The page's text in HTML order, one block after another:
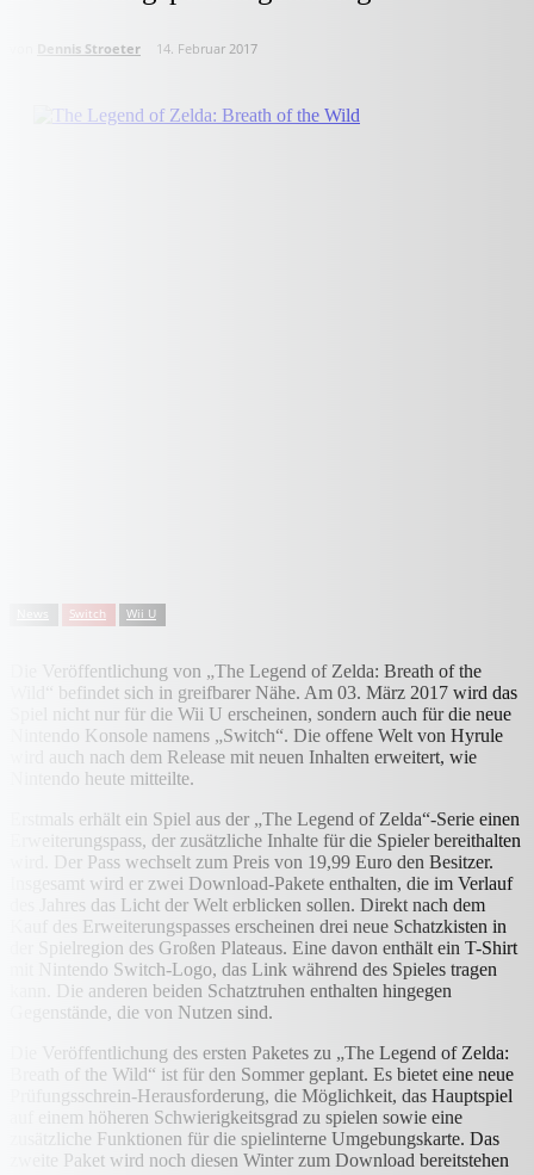
Dennis Stroeter 14. Februar 2017
Switch Wii U
Die Veröffentlichung von „The Legend of Zelda: Breath of the
Wild“ befindet sich in greifbarer Nähe. Am 03. März 2017 wird das
Spiel nicht nur für die Wii U erscheinen, sondern auch für die neue
Nintendo Konsole namens „Switch“. Die offene Welt von Hyrule
wird auch nach dem Release mit neuen Inhalten erweitert, wie
Nintendo heute mitteilte.
Erstmals erhält ein Spiel aus der „The Legend of Zelda“-Serie einen
Erweiterungspass, der zusätzliche Inhalte für die Spieler bereithalten
wird. Der Pass wechselt zum Preis von 19,99 Euro den Besitzer.
Insgesamt wird er zwei Download-Pakete enthalten, die im Verlauf
des Jahres das Licht der Welt erblicken sollen. Direkt nach dem
Kauf des Erweiterungspasses erscheinen drei neue Schatzkisten in
der Spielregion des Großen Plateaus. Eine davon enthält ein T-Shirt
mit Nintendo Switch-Logo, das Link während des Spieles tragen
kann. Die anderen beiden Schatztruhen enthalten hingegen
Gegenstände, die von Nutzen sind.
Die Veröffentlichung des ersten Paketes zu „The Legend of Zelda:
Breath of the Wild“ ist für den Sommer geplant. Es bietet eine neue
Prüfungsschrein-Herausforderung, die Möglichkeit, das Hauptspiel
auf einem höheren Schwierigkeitsgrad zu spielen sowie eine
zusätzliche Funktionen für die spielinterne Umgebungskarte. Das
zweite Paket wird noch diesen Winter zum Download bereitstehen